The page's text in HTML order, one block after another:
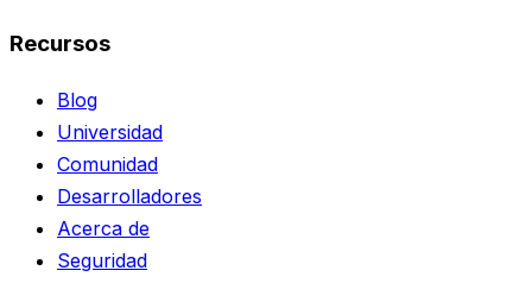
Recursos
Blog
Universidad
Comunidad
Desarrolladores
Acerca de
Seguridad